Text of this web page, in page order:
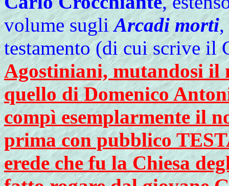
volume sugliArcadi morti,
testamento (di cui scrive il
Agostiniani, mutandosi il
quello di Domenico
compì esemplarmente il
prima con pubblico
erede che fu la Chiesa